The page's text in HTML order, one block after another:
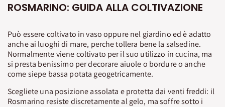
ROSMARINO: GUIDA ALLA COLTIVAZIONE
Può essere coltivato in vaso oppure nel giardino ed è adatto
anche ai luoghi di mare, perche tollera bene la salsedine.
Normalmente viene coltivato per il suo utilizzo in cucina, ma
si presta benissimo per decorare aiuole o bordure o anche
come siepe bassa potata geogetricamente.
Scegliete una posizione assolata e protetta dai venti freddi: il
Rosmarino resiste discretamente al gelo, ma soffre sotto i